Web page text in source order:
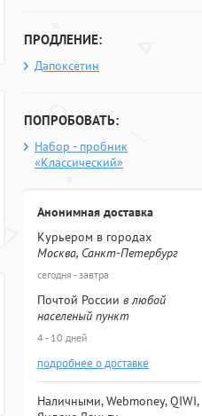
ПРОДЛЕНИЕ:
Дапоксетин
ПОПРОБОВАТЬ:
Набор - пробник
«Классический»
Анонимная доставка
Курьером в городах
Москва, Санкт-Петербург
сегодня - завтра
Почтой России в любой
населеный пункт
4 - 10 дней
подробнее о доставке
Наличными, Webmoney, QIWI,